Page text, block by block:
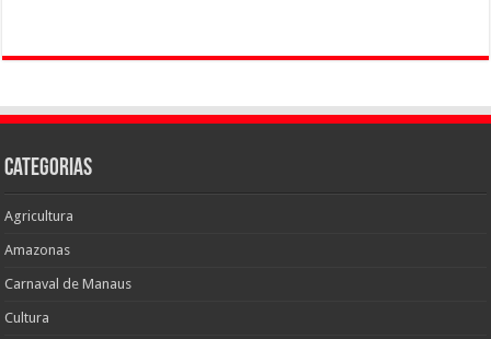
Categorias
Agricultura
Amazonas
Carnaval de Manaus
Cultura